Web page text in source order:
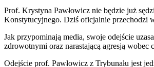
Prof. Krystyna Pawłowicz nie będzie już
Konstytucyjnego. Dziś oficjalnie przechodzi
Jak przypominają media, swoje odejście
zdrowotnymi oraz narastającą agresją wobec
Odejście prof. Pawłowicz z Trybunału jest